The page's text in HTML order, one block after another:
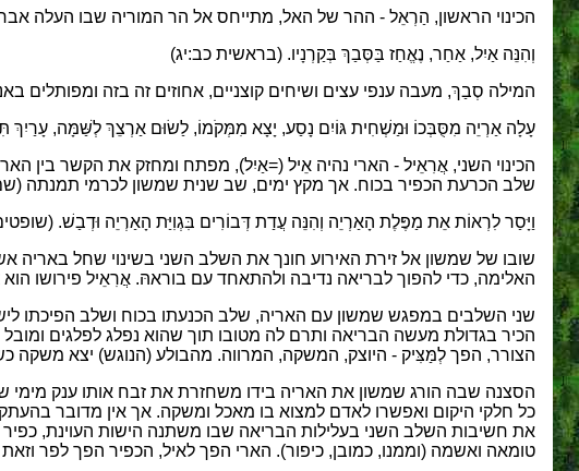
הכינוי הראשון, הַרְאֵל - ההר של האל, מתייחס אל הר המוריה שבו העלה
וְהִנֵּה אַיִל, אַחַר, נֶאֱחַז בַּסְּבַךְ בְּקַרְנָיו. (בראשית כב:יג)
המילה סְבַךְ, מעבה ענפי עצים ושיחים קוצניים, אחוזים זה בזה ומפותלים
עָלָה אַרְיֵה מִסֻּבְּכוֹ וּמַשְׁחִית גּוֹיִם נָסַע, יָצָא מִמְּקֹמוֹ, לַשׂוּם אַרְצֵךְ לְשַּׁמָּה, עָרַיִךְ
הכינוי השני, אֲרִאֵיל - הארי נהיה אֵיל (=אַיִל), מפתח ומחזק את הקשר בין
שלב הכרעת הכפיר בכוח. אך מקץ ימים, שב שנית שמשון לכרמי תמנתה
וַיָּסַר לִרְאוֹת אֵת מַפֶּלֶת הָאַרְיֵה וְהִנֵּה עֲדַת דְּבוֹרִים בִּגְוִיַּת הָאַרְיֵה וּדְבַשׁ.
שובו של שמשון אל זירת האירוע חונך את השלב השני בשינוי שחל
האלימה, כדי להפוך לבריאה נדיבה ולהתאחד עם בוראהּ. אֲרִאֵיל פירושו
שני השלבים במפגש שמשון עם האריה, שלב הכנעתו בכוח ושלב הפיכתו
הכיר בגדולת מעשה הבריאה ותרם לה מטובו תוך שהוא נפלג לפלגים
הצורר, הפך לְמַּצִּיק - היוצק, המשקה, המרווה. מהבולע (הנוגש) יצא משקה
הסצנה שבה הורג שמשון את האריה בידו משחזרת את זבח אותו ענק
כל חלקי היקום ואפשרו לאדם למצוא בו מאכל ומשקה. אך אין מדובר
את חשיבות השלב השני בעלילות הבריאה שבו משתנה הישות העוינת,
טומאה ואשמה (וממנו, כמובן, כיפור). הארי הפך לאיל, הכפיר הפך לפר וזאת